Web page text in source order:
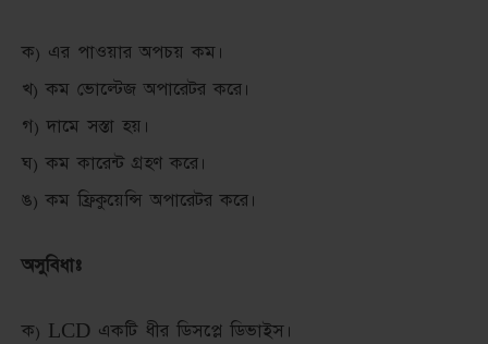
ক) এর পাওয়ার অপচয় কম।
খ) কম ভোল্টেজ অপারেটর করে।
গ) দামে সস্তা হয়।
ঘ) কম কারেন্ট গ্রহণ করে।
ঙ) কম ফ্রিকুয়েন্সি অপারেটর করে।
অসুবিধাঃ
ক) LCD একটি ধীর ডিসপ্লে ডিভাইস।